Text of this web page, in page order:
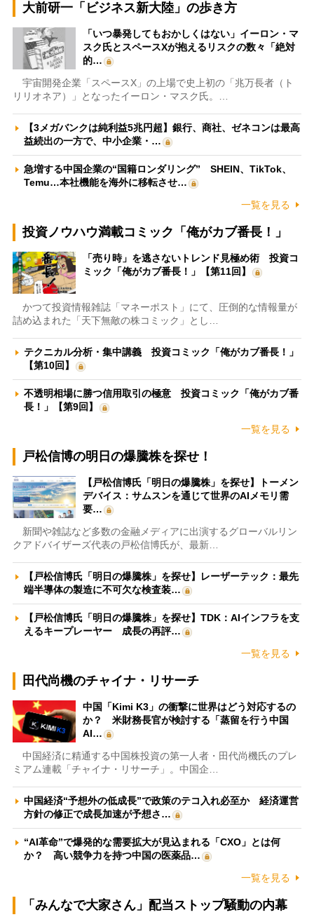
大前研一「ビジネス新大陸」の歩き方
「いつ暴発してもおかしくはない」イーロン・マ
スク氏とスペースXが抱えるリスクの数々「絶対
的…
宇宙開発企業「スペースX」の上場で史上初の「兆万長者（ト
リリオネア）」となったイーロン・マスク氏。…
【3メガバンクは純利益5兆円超】銀行、商社、ゼネコンは最高
益続出の一方で、中小企業・…
急増する中国企業の“国籍ロンダリング” SHEIN、TikTok、
Temu…本社機能を海外に移転させ…
一覧を見る
投資ノウハウ満載コミック「俺がカブ番長！」
「売り時」を逃さないトレンド見極め術 投資コ
ミック「俺がカブ番長！」【第11回】
かつて投資情報雑誌「マネーポスト」にて、圧倒的な情報量が
詰め込まれた「天下無敵の株コミック」とし…
テクニカル分析・集中講義 投資コミック「俺がカブ番長！」
【第10回】
不透明相場に勝つ信用取引の極意 投資コミック「俺がカブ番
長！」【第9回】
一覧を見る
戸松信博の明日の爆騰株を探せ！
【戸松信博氏「明日の爆騰株」を探せ】トーメン
デバイス：サムスンを通じて世界のAIメモリ需
要…
新聞や雑誌など多数の金融メディアに出演するグローバルリン
クアドバイザーズ代表の戸松信博氏が、最新…
【戸松信博氏「明日の爆騰株」を探せ】レーザーテック：最先
端半導体の製造に不可欠な検査装…
【戸松信博氏「明日の爆騰株」を探せ】TDK：AIインフラを支
えるキープレーヤー 成長の再評…
一覧を見る
田代尚機のチャイナ・リサーチ
中国「Kimi K3」の衝撃に世界はどう対応するの
か？ 米財務長官が検討する「蒸留を行う中国
AI…
中国経済に精通する中国株投資の第一人者・田代尚機氏のプレ
ミアム連載「チャイナ・リサーチ」。中国企…
中国経済“予想外の低成長”で政策のテコ入れ必至か 経済運営
方針の修正で成長加速が予想さ…
“AI革命”で爆発的な需要拡大が見込まれる「CXO」とは何
か？ 高い競争力を持つ中国の医薬品…
一覧を見る
「みんなで大家さん」配当ストップ騒動の内幕